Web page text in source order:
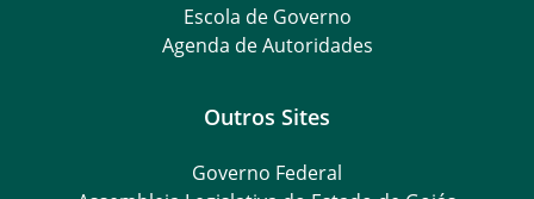
Escola de Governo
Agenda de Autoridades
Outros Sites
Governo Federal